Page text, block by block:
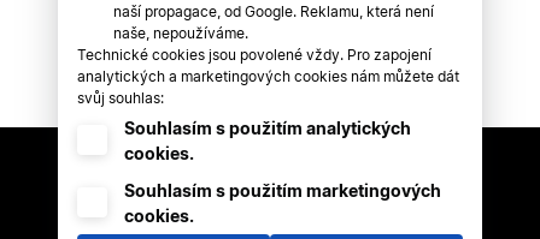
naší propagace, od Google. Reklamu, která není
naše, nepoužíváme.
Technické cookies jsou povolené vždy. Pro zapojení
analytických a marketingových cookies nám můžete dát
svůj souhlas:
Souhlasím s použitím analytických
cookies.
Souhlasím s použitím marketingových
cookies.